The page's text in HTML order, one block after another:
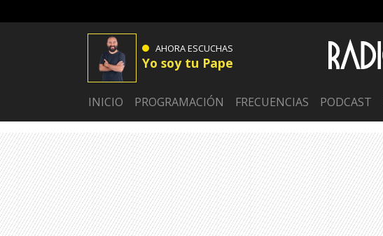
AHORA ESCUCHAS
Yo soy tu Pape
INICIO PROGRAMACIÓN FRECUENCIAS PODCAST